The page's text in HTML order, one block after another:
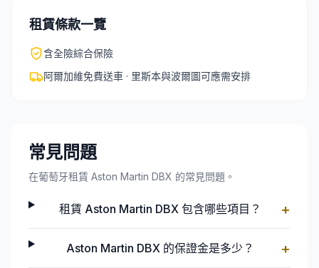
租賃條款一覽
含全險綜合保險
阿爾加維免費送車 · 里斯本與波爾圖可應需安排
常見問題
在葡萄牙租賃 Aston Martin DBX 的常見問題。
租賃 Aston Martin DBX 包含哪些項目？ +
Aston Martin DBX 的保證金是多少？ +